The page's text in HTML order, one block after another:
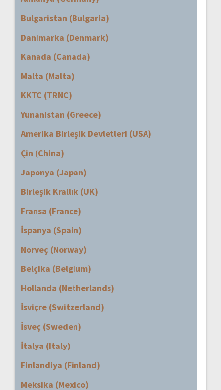
Bulgaristan (Bulgaria)
Danimarka (Denmark)
Kanada (Canada)
Malta (Malta)
KKTC (TRNC)
Yunanistan (Greece)
Amerika Birleşik Devletleri (USA)
Çin (China)
Japonya (Japan)
Birleşik Krallık (UK)
Fransa (France)
İspanya (Spain)
Norveç (Norway)
Belçika (Belgium)
Hollanda (Netherlands)
İsviçre (Switzerland)
İsveç (Sweden)
İtalya (Italy)
Finlandiya (Finland)
Meksika (Mexico)